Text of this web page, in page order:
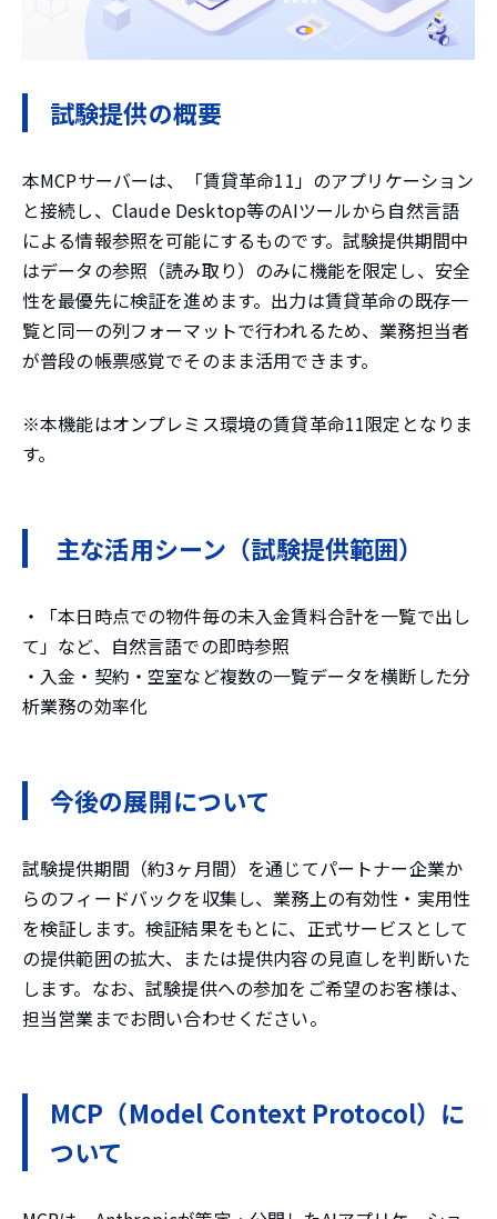
試験提供の概要
本MCPサーバーは、「賃貸革命11」のアプリケーション
と接続し、Claude Desktop等のAIツールから自然言語
による情報参照を可能にするものです。試験提供期間中
はデータの参照（読み取り）のみに機能を限定し、安全
性を最優先に検証を進めます。出力は賃貸革命の既存一
覧と同一の列フォーマットで行われるため、業務担当者
が普段の帳票感覚でそのまま活用できます。
※本機能はオンプレミス環境の賃貸革命11限定となりま
す。
主な活用シーン（試験提供範囲）
・「本日時点での物件毎の未入金賃料合計を一覧で出し
て」など、自然言語での即時参照
・入金・契約・空室など複数の一覧データを横断した分
析業務の効率化
今後の展開について
試験提供期間（約3ヶ月間）を通じてパートナー企業か
らのフィードバックを収集し、業務上の有効性・実用性
を検証します。検証結果をもとに、正式サービスとして
の提供範囲の拡大、または提供内容の見直しを判断いた
します。なお、試験提供への参加をご希望のお客様は、
担当営業までお問い合わせください。
MCP（Model Context Protocol）に
ついて